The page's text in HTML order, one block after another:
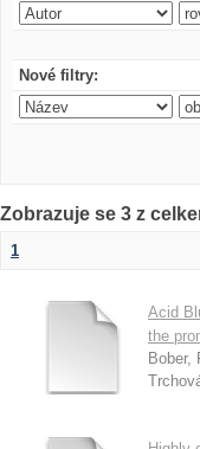
Nové filtry:
Zobrazuje se 3 z
1
Acid
the
Bober,